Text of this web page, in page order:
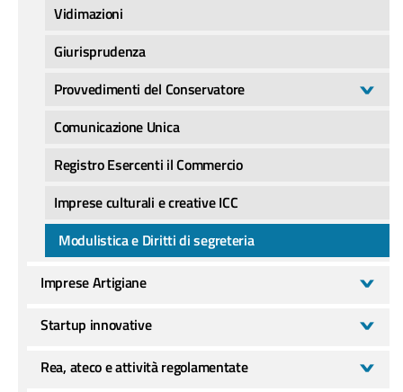
Vidimazioni
Giurisprudenza
Provvedimenti del Conservatore
Comunicazione Unica
Registro Esercenti il Commercio
Imprese culturali e creative ICC
Modulistica e Diritti di segreteria
Imprese Artigiane
Startup innovative
Rea, ateco e attività regolamentate